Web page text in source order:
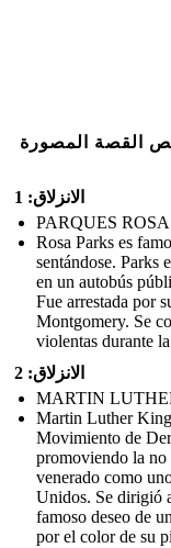
القصة المصورة
الانزلاق: 1
PARQUES ROSA
Rosa Parks es
sentándose. Parks
en un autobús
Fue arrestada por
Montgomery. Se
violentas durante
الانزلاق: 2
MARTIN
Martin Luther King
Movimiento de
promoviendo la
venerado como
Unidos. Se dirigió
famoso deseo de
por el color de su